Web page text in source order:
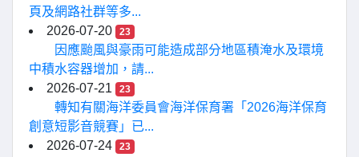
頁及網路社群等多...
2026-07-20
23
因應颱風與豪雨可能造成部分地區積淹水及環境
中積水容器增加，請...
2026-07-21
23
轉知有關海洋委員會海洋保育署「2026海洋保育
創意短影音競賽」已...
2026-07-24
23